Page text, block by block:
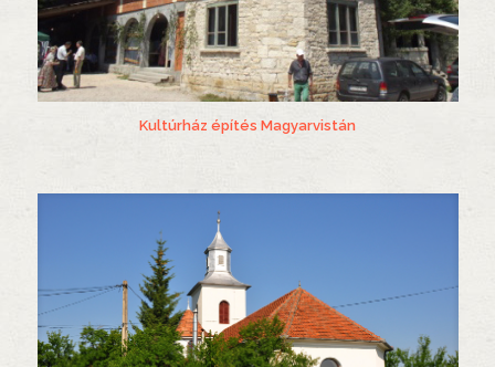
Kultúrház építés Magyarvistán